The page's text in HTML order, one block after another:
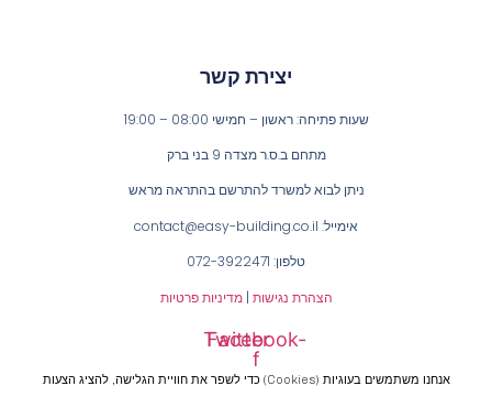
יצירת קשר
שעות פתיחה: ראשון – חמישי 08:00 – 19:00
מתחם ב.ס.ר מצדה 9 בני ברק
ניתן לבוא למשרד להתרשם בהתראה מראש
אימייל: contact@easy-building.co.il
טלפון: 072-3922471
הצהרת נגישות| מדיניות פרטיות
Facebook-
f
Twitter
אנחנו משתמשים בעוגיות (cookies) כדי לשפר את חוויית הגלישה, להציג הצעות